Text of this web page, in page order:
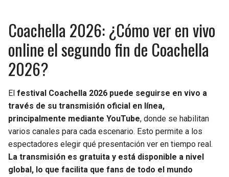
Coachella 2026: ¿Cómo ver en vivo
online el segundo fin de Coachella
2026?
El festival Coachella 2026 puede seguirse en vivo a
través de su transmisión oficial en línea,
principalmente mediante YouTube, donde se habilitan
varios canales para cada escenario. Esto permite a los
espectadores elegir qué presentación ver en tiempo real.
La transmisión es gratuita y está disponible a nivel
global, lo que facilita que fans de todo el mundo